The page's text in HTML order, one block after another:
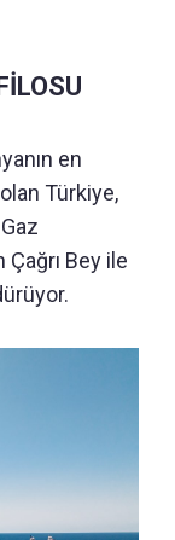
en
Türkiye,
Bey ile